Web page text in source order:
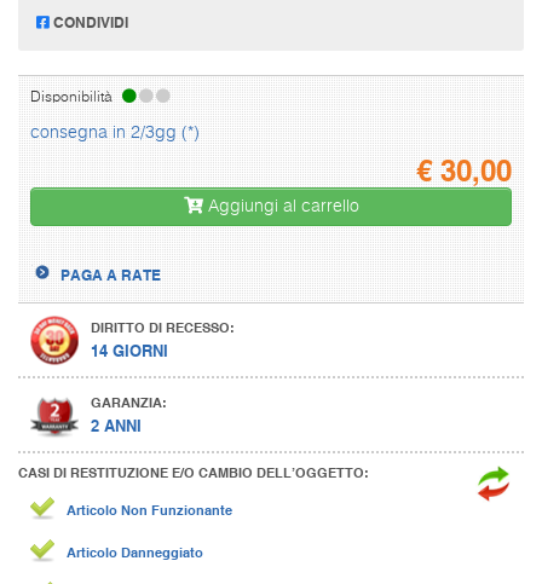
CONDIVIDI
Disponibilità
consegna in 2/3gg (*)
€30,00
Aggiungi al carrello
PAGA A RATE
DIRITTO DI RECESSO:
14 GIORNI
GARANZIA:
2 ANNI
CASI DI RESTITUZIONE E/O CAMBIO DELL’OGGETTO:
Articolo Non Funzionante
Articolo Danneggiato